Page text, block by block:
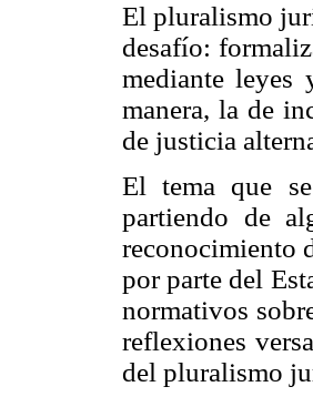
El pluralismo
desafío:
mediante leyes
manera, la de
de justicia
El tema que
partiendo de
reconocimiento
por parte del
normativos
reflexiones
del pluralismo